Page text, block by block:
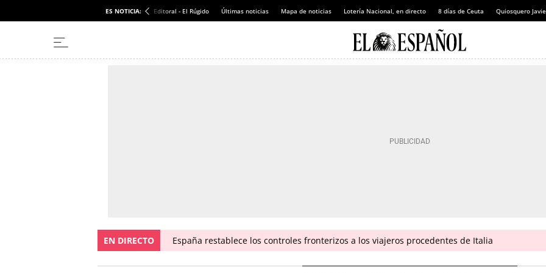
ES NOTICIA: Editoral - El Rúgido Últimas noticias Mapa de noticias Lotería Nacional, en directo 8 días de Ceuta Quiosquero
EN DIRECTO España restablece los controles fronterizos a los viajeros procedentes de Italia